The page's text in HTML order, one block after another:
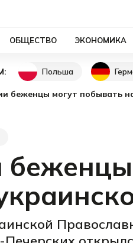
ОБЩЕСТВО ЭКОНОМИКА
Польша
беженцы могут побывать